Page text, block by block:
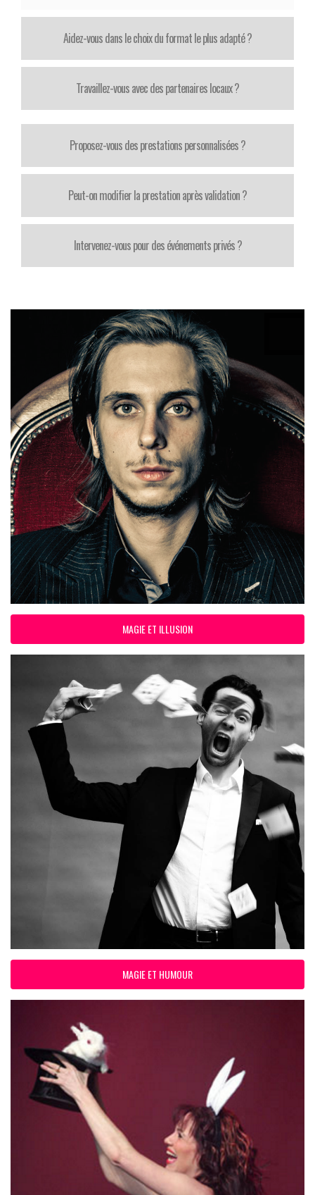
Aidez-vous dans le choix du format le plus adapté ?
Travaillez-vous avec des partenaires locaux ?
Proposez-vous des prestations personnalisées ?
Peut-on modifier la prestation après validation ?
Intervenez-vous pour des événements privés ?
MAGIE ET ILLUSION
MAGIE ET HUMOUR